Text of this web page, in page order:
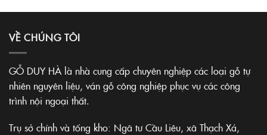
VỀ CHÚNG TÔI
GỖ DUY HÀ là nhà cung cấp chuyên nghiệp các loại gỗ tự
nhiên nguyên liệu, ván gỗ công nghiệp phục vụ các công
trình nội ngoại thất.
Trụ sở chính và tổng kho: Ngã tư Cầu Liêu, xã Thạch Xá,